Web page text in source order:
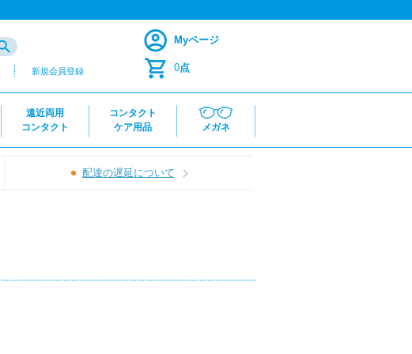
新規会員登録
Myページ
0点
遠近両用
コンタクト
コンタクト
ケア用品
メガネ
配達の遅延について